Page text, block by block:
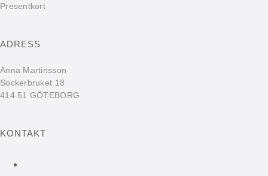
Presentkort
ADRESS
Anna Martinsson
Sockerbruket 18
414 51 GÖTEBORG
KONTAKT